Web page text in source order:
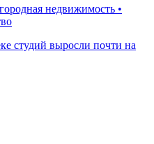
недвижимость •
студий выросли почти на